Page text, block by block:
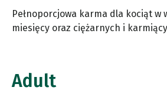
Pełnoporcjowa karma dla kociąt w
miesięcy oraz ciężarnych i
Adult